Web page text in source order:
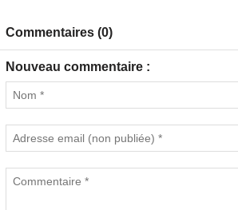
Commentaires (0)
Nouveau commentaire :